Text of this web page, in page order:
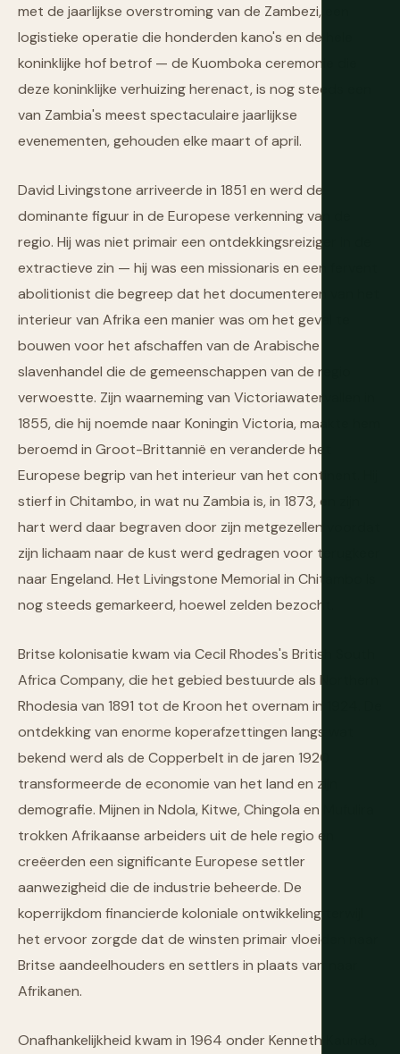
met de jaarlijkse overstroming van de Zambezi, een
logistieke operatie die honderden kano's en de hele
koninklijke hof betrof — de Kuomboka ceremonie die
deze koninklijke verhuizing herenact, is nog steeds een
van Zambia's meest spectaculaire jaarlijkse
evenementen, gehouden elke maart of april.
David Livingstone arriveerde in 1851 en werd de
dominante figuur in de Europese verkenning van de
regio. Hij was niet primair een ontdekkingsreiziger in de
extractieve zin — hij was een missionaris en een fervent
abolitionist die begreep dat het documenteren van het
interieur van Afrika een manier was om het geval te
bouwen voor het afschaffen van de Arabische
slavenhandel die de gemeenschappen van de regio
verwoestte. Zijn waarneming van Victoriawatervallen in
1855, die hij noemde naar Koningin Victoria, maakte hem
beroemd in Groot-Brittannië en veranderde het
Europese begrip van het interieur van het continent. Hij
stierf in Chitambo, in wat nu Zambia is, in 1873, en zijn
hart werd daar begraven door zijn metgezellen voordat
zijn lichaam naar de kust werd gedragen voor terugkeer
naar Engeland. Het Livingstone Memorial in Chitambo is
nog steeds gemarkeerd, hoewel zelden bezocht.
Britse kolonisatie kwam via Cecil Rhodes's British South
Africa Company, die het gebied bestuurde als Northern
Rhodesia van 1891 tot de Kroon het overnam in 1924. De
ontdekking van enorme koperafzettingen langs wat
bekend werd als de Copperbelt in de jaren 1920
transformeerde de economie van het land en zijn
demografie. Mijnen in Ndola, Kitwe, Chingola en Mufulira
trokken Afrikaanse arbeiders uit de hele regio en
creëerden een significante Europese settler
aanwezigheid die de industrie beheerde. De
koperrijkdom financierde koloniale ontwikkeling terwijl
het ervoor zorgde dat de winsten primair vloeiden naar
Britse aandeelhouders en settlers in plaats van naar
Afrikanen.
Onafhankelijkheid kwam in 1964 onder Kenneth Kaunda,